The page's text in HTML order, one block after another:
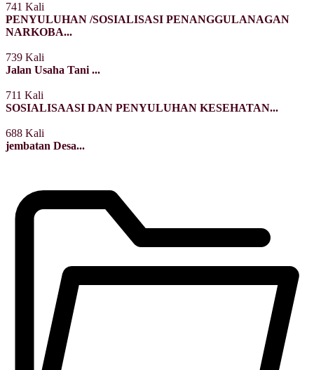
741 Kali
PENYULUHAN /SOSIALISASI PENANGGULANAGAN
NARKOBA...
739 Kali
Jalan Usaha Tani ...
711 Kali
SOSIALISAASI DAN PENYULUHAN KESEHATAN...
688 Kali
jembatan Desa...